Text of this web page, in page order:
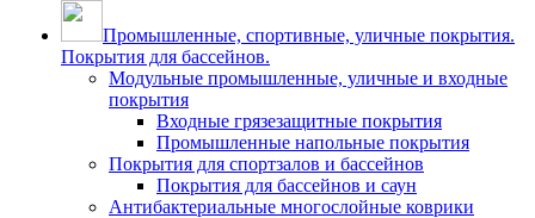
Промышленные, спортивные, уличные покрытия.
Покрытия для бассейнов.
Модульные промышленные, уличные и входные
покрытия
Входные грязезащитные покрытия
Промышленные напольные покрытия
Покрытия для спортзалов и бассейнов
Покрытия для бассейнов и саун
Антибактериальные многослойные коврики